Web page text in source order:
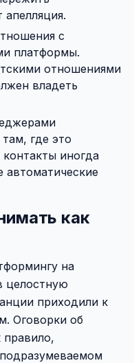
с
платформы.
отношениями
владеть
где это
иногда
как
на
целостную
приходили к
Оговорки об
правило,